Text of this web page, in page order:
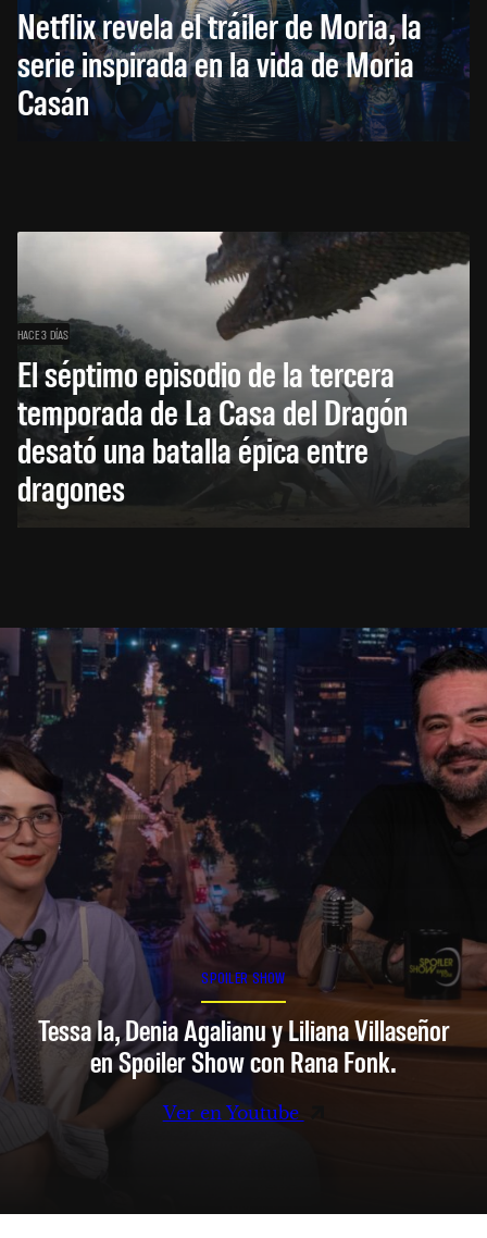
Netflix revela el tráiler de Moria, la
serie inspirada en la vida de Moria
Casán
HACE 3 DÍAS
El séptimo episodio de la tercera
temporada de La Casa del Dragón
desató una batalla épica entre
dragones
SPOILER SHOW
Tessa Ia, Denia Agalianu y Liliana Villaseñor
en Spoiler Show con Rana Fonk.
Ver en Youtube